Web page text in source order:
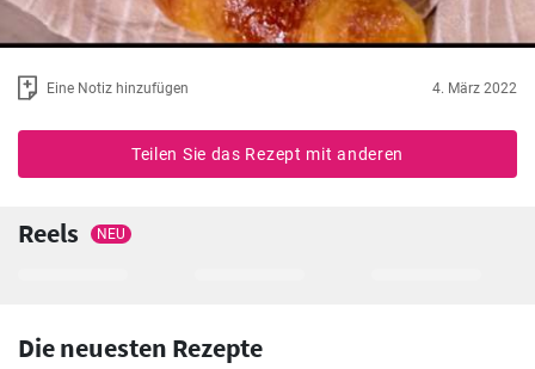
Eine Notiz hinzufügen 4. März 2022
Teilen Sie das Rezept mit anderen
Reels NEU
Die neuesten Rezepte